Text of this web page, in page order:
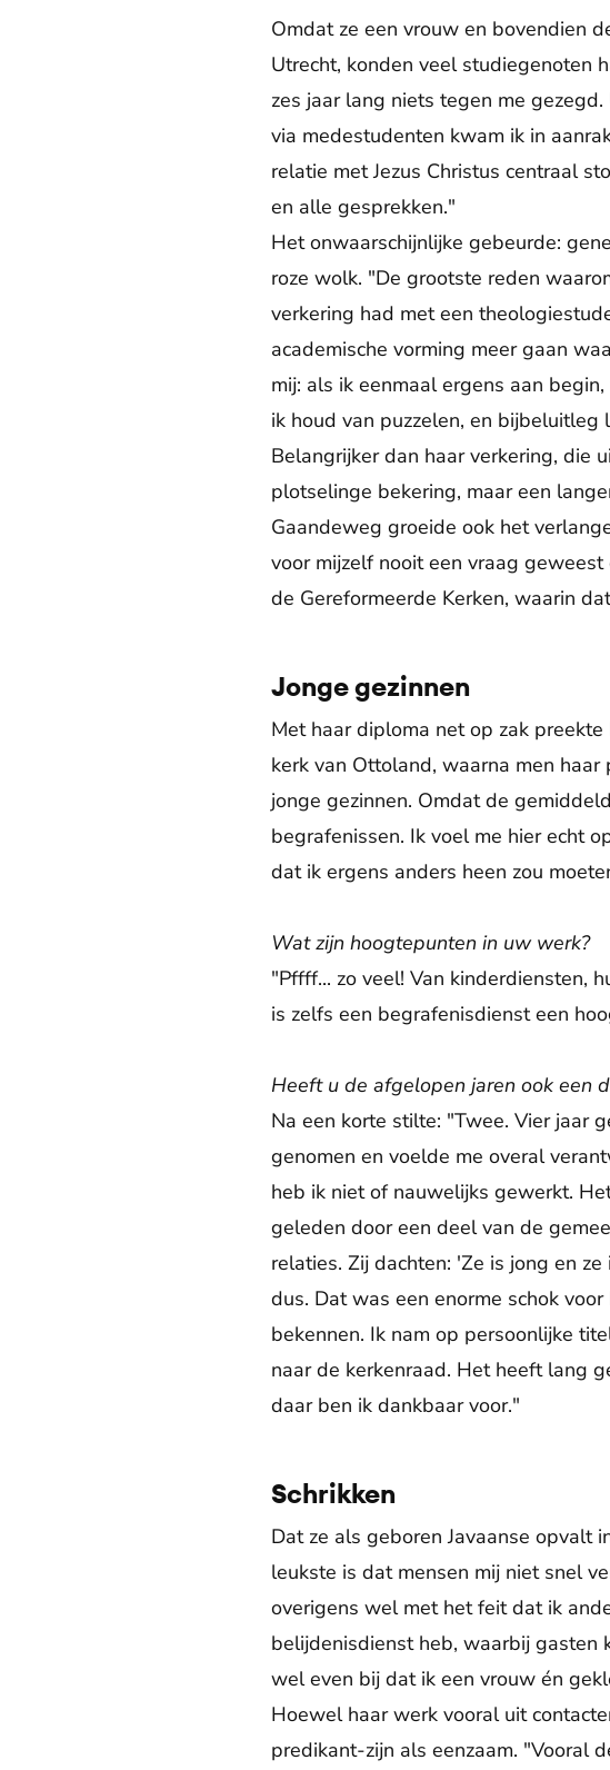
Omdat ze een vrouw en bovendien
Utrecht, konden veel studiegenoten
zes jaar lang niets tegen me
via medestudenten kwam ik in
relatie met Jezus Christus centraal
en alle gesprekken."
Het onwaarschijnlijke gebeurde:
roze wolk. "De grootste reden
verkering had met een
academische vorming meer gaan
mij: als ik eenmaal ergens aan
ik houd van puzzelen, en
Belangrijker dan haar verkering, die
plotselinge bekering, maar een
Gaandeweg groeide ook het
voor mijzelf nooit een vraag
de Gereformeerde Kerken, waarin
Jonge gezinnen
Met haar diploma net op zak
kerk van Ottoland, waarna men
jonge gezinnen. Omdat de
begrafenissen. Ik voel me hier echt
dat ik ergens anders heen zou
Wat zijn hoogtepunten in uw werk?
"Pffff... zo veel! Van kinderdiensten,
is zelfs een begrafenisdienst een
Heeft u de afgelopen jaren ook een
Na een korte stilte: "Twee. Vier jaar
genomen en voelde me overal
heb ik niet of nauwelijks gewerkt.
geleden door een deel van de
relaties. Zij dachten: 'Ze is jong en
dus. Dat was een enorme schok
bekennen. Ik nam op persoonlijke
naar de kerkenraad. Het heeft lang
daar ben ik dankbaar voor."
Schrikken
Dat ze als geboren Javaanse opvalt
leukste is dat mensen mij niet snel
overigens wel met het feit dat ik
belijdenisdienst heb, waarbij gasten
wel even bij dat ik een vrouw én
Hoewel haar werk vooral uit
predikant-zijn als eenzaam. "Vooral